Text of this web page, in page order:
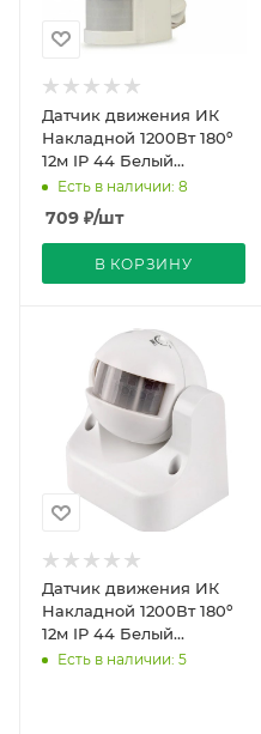
Датчик движения ИК
Накладной 1200Вт 180º
12м IP 44 Белый
115х60х140мм SMARTBUY
Есть в наличии: 8
709 ₽/шт
В КОРЗИНУ
Датчик движения ИК
Накладной 1200Вт 180º
12м IP 44 Белый
90x105x90 мм General
Есть в наличии: 5